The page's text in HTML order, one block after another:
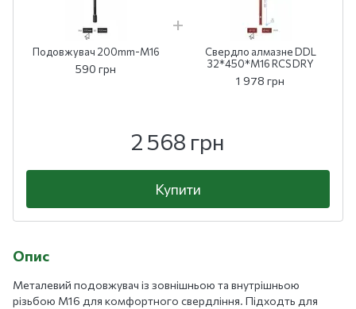
Подовжувач 200mm-M16
590 грн
Свердло алмазне DDL
32*450*M16 RCS DRY
1 978 грн
2 568 грн
Купити
Опис
Металевий подовжувач із зовнішньою та внутрішньою
різьбою M16 для комфортного свердління. Підходть для